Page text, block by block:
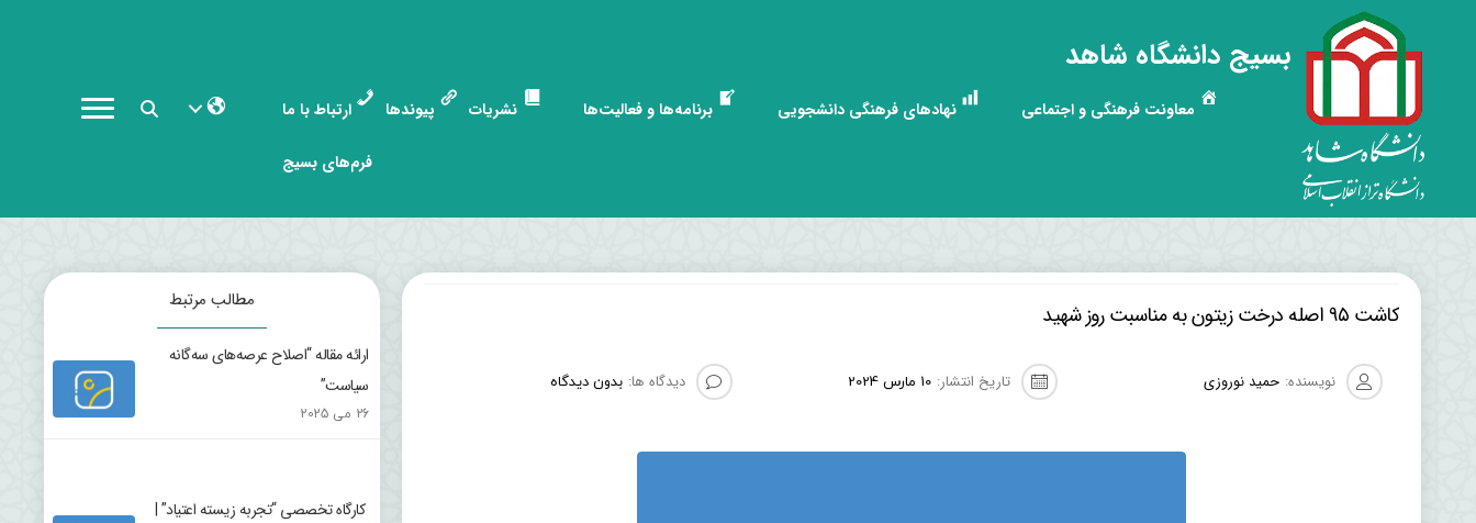
بسیج دانشگاه شاهد
معاونت فرهنگی و اجتماعی نهادهای فرهنگی دانشجویی برنامه‌ها و فعالیت‌ها نشریات پیوندها ارتباط با ما
فرم‌های بسیج
کاشت ۹۵ اصله درخت زیتون به مناسبت روز شهید
نویسنده: حمید نوروزی تاریخ انتشار: 10 مارس 2024 دیدگاه ها: بدون دیدگاه
مطالب مرتبط
ارائه مقاله “اصلاح عرصه‌های سه‌گانه
سیاست”
26 می 2025
کارگاه تخصصی “تجربه زیسته اعتیاد” |